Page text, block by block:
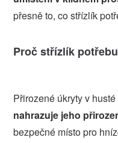
přesně to, co střízlík
Proč střízlík
Přirozené úkryty v
nahrazuje jeho
bezpečné místo pro